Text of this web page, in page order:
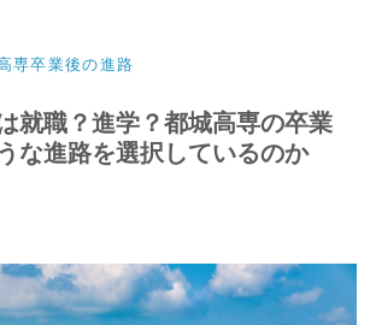
専卒業後の進路
就職？進学？都城高専の卒業
な進路を選択しているのか